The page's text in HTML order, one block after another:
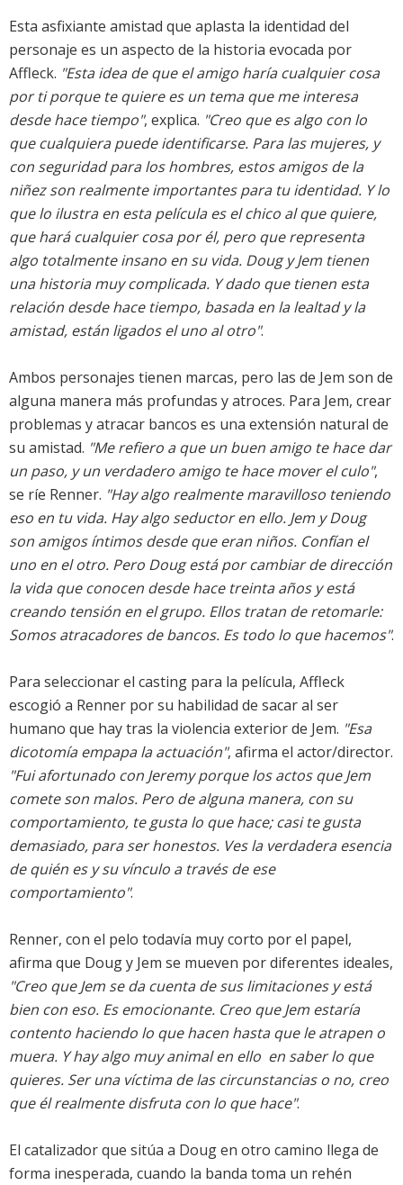
Esta asfixiante amistad que aplasta la identidad del
personaje es un aspecto de la historia evocada por
Affleck. "Esta idea de que el amigo haría cualquier cosa
por ti porque te quiere es un tema que me interesa
desde hace tiempo", explica. "Creo que es algo con lo
que cualquiera puede identificarse. Para las mujeres, y
con seguridad para los hombres, estos amigos de la
niñez son realmente importantes para tu identidad. Y lo
que lo ilustra en esta película es el chico al que quiere,
que hará cualquier cosa por él, pero que representa
algo totalmente insano en su vida. Doug y Jem tienen
una historia muy complicada. Y dado que tienen esta
relación desde hace tiempo, basada en la lealtad y la
amistad, están ligados el uno al otro".
Ambos personajes tienen marcas, pero las de Jem son de
alguna manera más profundas y atroces. Para Jem, crear
problemas y atracar bancos es una extensión natural de
su amistad. "Me refiero a que un buen amigo te hace dar
un paso, y un verdadero amigo te hace mover el culo",
se ríe Renner. "Hay algo realmente maravilloso teniendo
eso en tu vida. Hay algo seductor en ello. Jem y Doug
son amigos íntimos desde que eran niños. Confían el
uno en el otro. Pero Doug está por cambiar de dirección
la vida que conocen desde hace treinta años y está
creando tensión en el grupo. Ellos tratan de retomarle:
Somos atracadores de bancos. Es todo lo que hacemos".
Para seleccionar el casting para la película, Affleck
escogió a Renner por su habilidad de sacar al ser
humano que hay tras la violencia exterior de Jem. "Esa
dicotomía empapa la actuación", afirma el actor/director.
"Fui afortunado con Jeremy porque los actos que Jem
comete son malos. Pero de alguna manera, con su
comportamiento, te gusta lo que hace; casi te gusta
demasiado, para ser honestos. Ves la verdadera esencia
de quién es y su vínculo a través de ese
comportamiento".
Renner, con el pelo todavía muy corto por el papel,
afirma que Doug y Jem se mueven por diferentes ideales,
"Creo que Jem se da cuenta de sus limitaciones y está
bien con eso. Es emocionante. Creo que Jem estaría
contento haciendo lo que hacen hasta que le atrapen o
muera. Y hay algo muy animal en ello  en saber lo que
quieres. Ser una víctima de las circunstancias o no, creo
que él realmente disfruta con lo que hace".
El catalizador que sitúa a Doug en otro camino llega de
forma inesperada, cuando la banda toma un rehén